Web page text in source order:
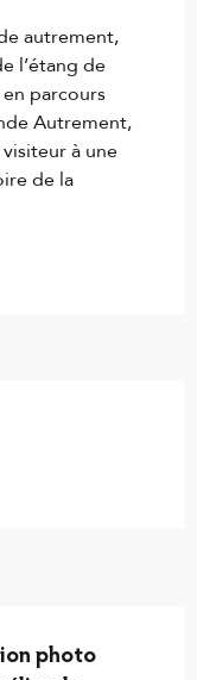
autrement,
l’étang de
parcours
Autrement,
à une
de la
photo